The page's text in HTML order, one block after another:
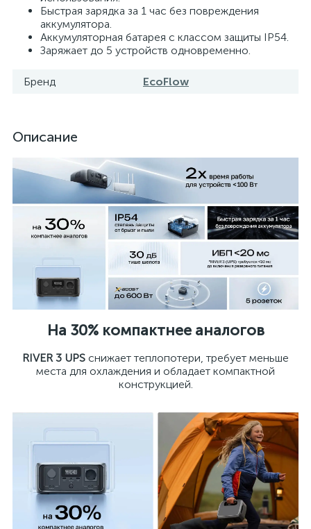
Быстрая зарядка за 1 час без повреждения
аккумулятора.
Аккумуляторная батарея с классом защиты IP54.
Заряжает до 5 устройств одновременно.
Бренд EcoFlow
Описание
На 30% компактнее аналогов
RIVER 3 UPS снижает теплопотери, требует меньше
места для охлаждения и обладает компактной
конструкцией.